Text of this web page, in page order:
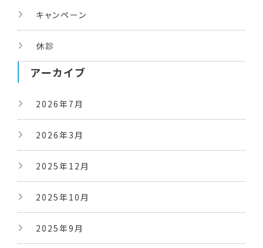
キャンペーン
休診
アーカイブ
2026年7月
2026年3月
2025年12月
2025年10月
2025年9月